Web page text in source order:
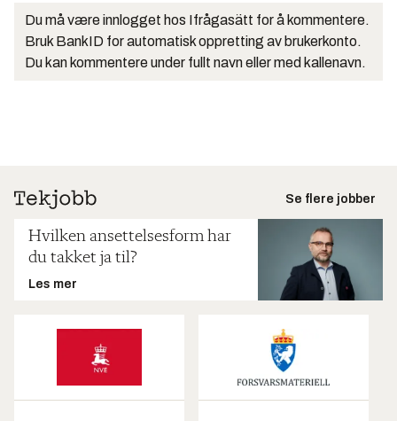
Du må være innlogget hos Ifrågasätt for å kommentere.
Bruk BankID for automatisk oppretting av brukerkonto.
Du kan kommentere under fullt navn eller med kallenavn.
Se flere jobber
Hvilken ansettelsesform har
du takket ja til?
Les mer